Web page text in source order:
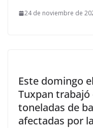
24 de noviembre de
Este domingo
Tuxpan
toneladas de
afectadas por